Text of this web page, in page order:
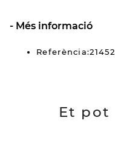
Més informació
Et pot